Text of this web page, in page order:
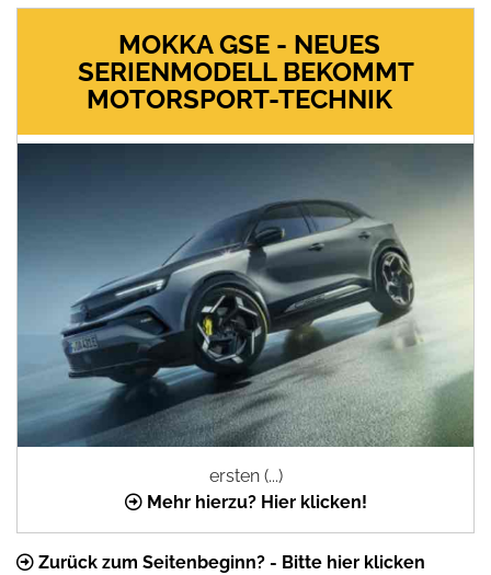
MOKKA GSE - NEUES
SERIENMODELL BEKOMMT
MOTORSPORT-TECHNIK
ersten (...)
Mehr hierzu? Hier klicken!
Zurück zum Seitenbeginn? - Bitte hier klicken